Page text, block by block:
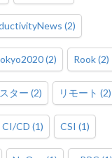
(2)
(2) Rook(2)
ター (2) リモート (2)
CI/CD (1) CSI (1)